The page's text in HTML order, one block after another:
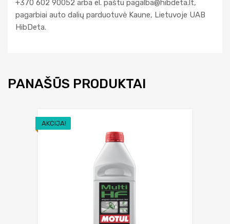
+370 602 90052 arba el. paštu pagalba@hibdeta.lt,
pagarbiai auto dalių parduotuvė Kaune, Lietuvoje UAB
HibDeta.
PANAŠŪS PRODUKTAI
AKCIJA!